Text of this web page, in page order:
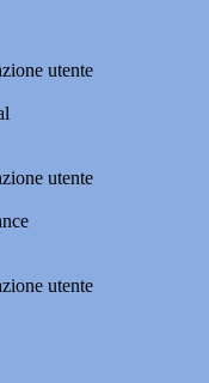
utente
utente
utente